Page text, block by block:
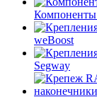
weBoost
Segway